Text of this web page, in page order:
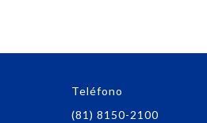
Teléfono
(81) 8150-2100